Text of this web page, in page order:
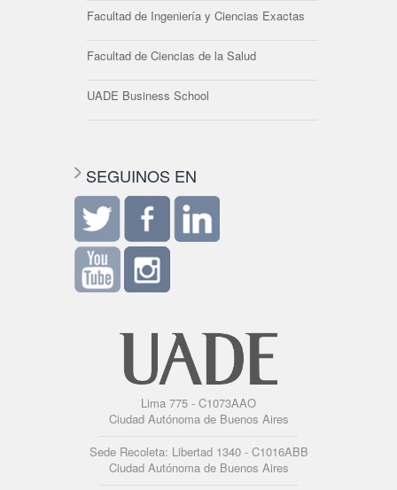
Facultad de Ingeniería y Ciencias Exactas
Facultad de Ciencias de la Salud
UADE Business School
SEGUINOS EN
Lima 775 - C1073AAO
Ciudad Autónoma de Buenos Aires
Sede Recoleta: Libertad 1340 - C1016ABB
Ciudad Autónoma de Buenos Aires